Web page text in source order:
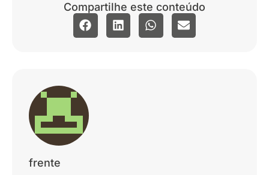
Compartilhe este conteúdo
frente